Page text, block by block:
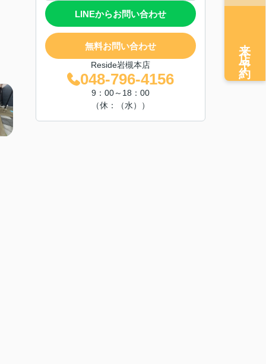
LINEからお問い合わせ
無料お問い合わせ
Reside岩槻本店
048-796-4156
9：00～18：00
（休：（水））
来店予約